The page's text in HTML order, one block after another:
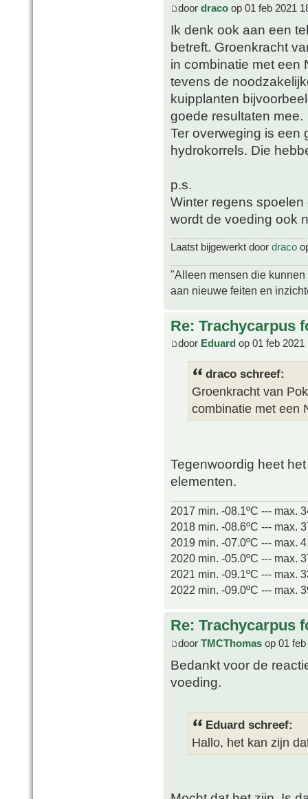
door draco op 01 feb 2021
Ik denk ook aan een
betreft. Groenkracht
in combinatie met een
tevens de
kuipplanten
goede resultaten mee.
Ter overweging is een
hydrokorrels. Die
p.s.
Winter regens
wordt de voeding ook
Laatst bijgewerkt door draco
"Alleen mensen die
aan nieuwe feiten en
Re: Trachycarpus
door Eduard op 01 feb 2021
draco schreef:
Groenkracht van
combinatie met een
Tegenwoordig heet
elementen.
2017 min. -08.1ºC --- max.
2018 min. -08.6ºC --- max.
2019 min. -07.0ºC --- max.
2020 min. -05.0ºC --- max.
2021 min. -09.1ºC --- max.
2022 min. -09.0ºC --- max.
Re: Trachycarpus
door TMCThomas op 01
Bedankt voor de
voeding.
Eduard schreef:
Hallo, het kan zijn